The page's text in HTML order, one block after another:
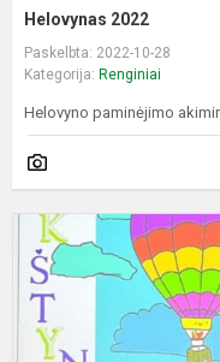
Helovynas 2022
Paskelbta: 2022-10-28
Kategorija: Renginiai
Helovyno paminėjimo